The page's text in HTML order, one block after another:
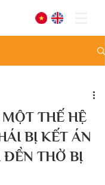
MỘT THẾ HỆ
BỊ KẾT ÁN
ĐỀN THỜ BỊ